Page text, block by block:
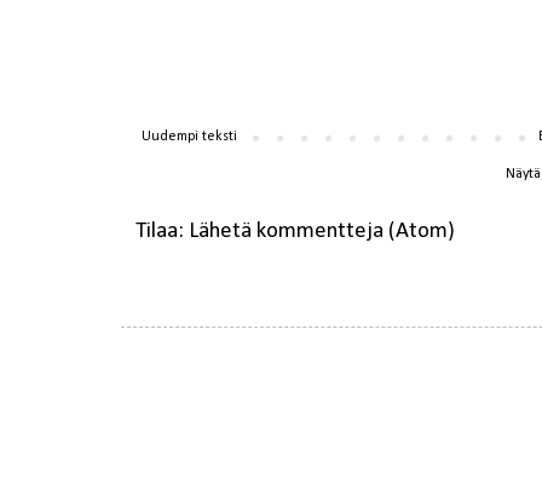
Uudempi teksti
Tilaa: Lähetä kommentteja (Atom)